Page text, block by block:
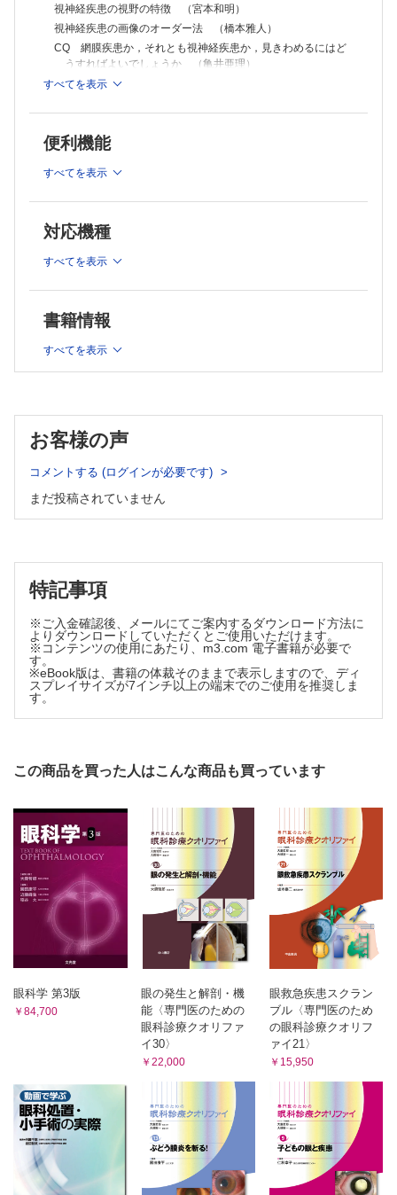
鼻性視神経症 （大石明生）
5 うっ血乳頭
偽性うっ血乳頭 （大石明生）
脳静脈洞血栓症 （中尾雄三）
6 先天性視神経疾患
根）
朝顔症候群 （河野尚子）
視神経乳頭小窩 （直井信久）
癌性視神経症 （奥 英弘）
8 遺伝性視神経疾患
常染色体優性視神経萎縮 （尾﨑峯生）
シンナー中毒視神経症 （貝田智子）
栄養欠乏性視神経症 （松井淑江）
薬剤性視神経症 （石川 均）
10 外傷性視神経疾患
外傷性視神経症 （藤本尚也）
サルコイドーシスと視神経 （村山耕一郎）
Behcet病 （河野尚子）
Sjogren 症候群 （毛塚剛司）
POEMS症候群 （前久保知行）
14 視神経変性疾患
緑内障性視神経症 （相原 一）
CQ 緑内障以外に乳頭陥凹を来たす疾患を教えてください （大久保
真司）
15 paraneoplastic optic neuropathy
paraneoplastic optic neuropathy （大黒 浩，大黒幾代）
視神経疾患の視野の特徴 （宮本和明）
視神経疾患の画像のオーダー法 （橋本雅人）
CQ 網膜疾患か，それとも視神経疾患か，見きわめるにはど
うすればよいでしょうか （亀井亜理）
CQ 非器質性か器質性か，原因が特定できない視力不良の症
屋健一）
2 炎症性視神経疾患
EV 典型的視神経炎の治療トライアル （中馬秀樹）
抗アクアポリン4抗体陽性視神経炎 （高木峰夫，植木智志）
小児の視神経炎 （溝田 淳，清水聡子）
CQ ステロイド依存性視神経症とは何か教えてください
視神経網膜炎 （齋藤司朗）
視神経乳頭炎 （江本博文，清澤源弘）
視神経周囲炎 （中村 誠）
結核による視神経炎 （池脇淳子）
梅毒性視神経障害 （中馬秀樹）
非動脈炎性虚血性視神経症 （中馬秀樹）
EV 非動脈炎性虚血性視神経症の治療トライアル （中馬秀
樹）
動脈炎性虚血性視神経症 （田口 朗）
後部虚血性視神経症 （酒井 勉）
視神経膠腫 （柏木広哉）
頭蓋咽頭腫 （井上俊洋）
眼動脈瘤 （原 直人，中川 忠，向野和雄）
甲状腺眼症 （三村 治）
肥厚性硬膜炎 （西元久晴）
脳静脈洞血栓症 （中尾雄三）
6 先天性視神経疾患
視神経低形成 （菅澤 淳）
CQ 視神経の低形成と萎縮の違いについて教えてください
（鈴木利根）
朝顔症候群 （河野尚子）
視神経乳頭小窩 （直井信久）
7 浸潤性視神経疾患
癌性視神経症 （奥 英弘）
8 遺伝性視神経疾患
Leber遺伝性視神経症 （伊佐敷 靖）
常染色体優性視神経萎縮 （尾﨑峯生）
9 中毒性視神経疾患
タバコ・アルコール視神経症 （福島正大）
シンナー中毒視神経症 （貝田智子）
栄養欠乏性視神経症 （松井淑江）
薬剤性視神経症 （石川 均）
10 外傷性視神経疾患
外傷性視神経症 （藤本尚也）
すべてを表示
便利機能
すべてを表示
対応機種
すべてを表示
書籍情報
すべてを表示
お客様の声
コメントする (ログインが必要です)
まだ投稿されていません
特記事項
※ご入金確認後、メールにてご案内するダウンロード方法に
よりダウンロードしていただくとご使用いただけます。
※コンテンツの使用にあたり、m3.com 電子書籍が必要で
す。
※eBook版は、書籍の体裁そのままで表示しますので、ディ
スプレイサイズが7インチ以上の端末でのご使用を推奨しま
す。
この商品を買った人はこんな商品も買っています
眼科学 第3版
￥84,700
眼の発生と解剖・機
能〈専門医のための
眼科診療クオリファ
イ30〉
￥22,000
眼救急疾患スクラン
ブル〈専門医のため
の眼科診療クオリフ
ァイ21〉
￥15,950